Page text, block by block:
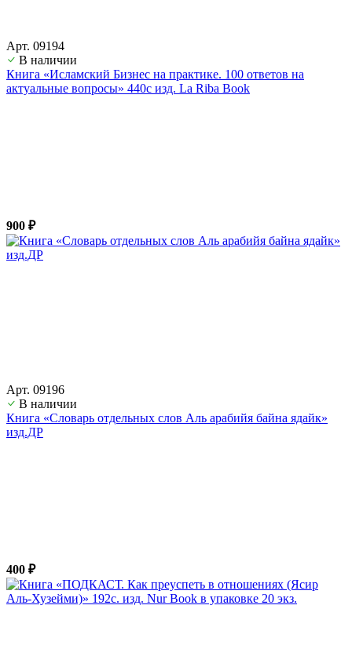
Арт. 09194
В наличии
Книга «Исламский Бизнес на практике. 100 ответов на
актуальные вопросы» 440с изд. La Riba Book
900 ₽
Арт. 09196
В наличии
Книга «Словарь отдельных слов Аль арабийя байна ядайк»
изд.ДР
400 ₽